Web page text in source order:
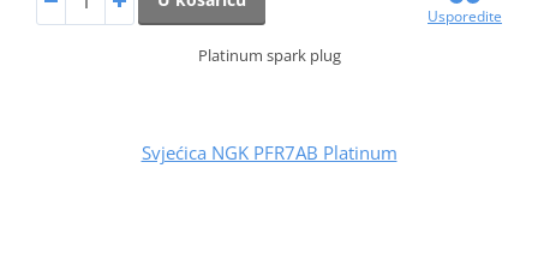
Usporedite
Platinum spark plug
Svjećica NGK PFR7AB Platinum